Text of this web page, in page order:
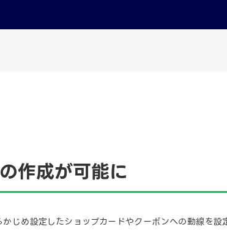
作成が可能に
じめ設定したショップカードやクーポンへの動線を設